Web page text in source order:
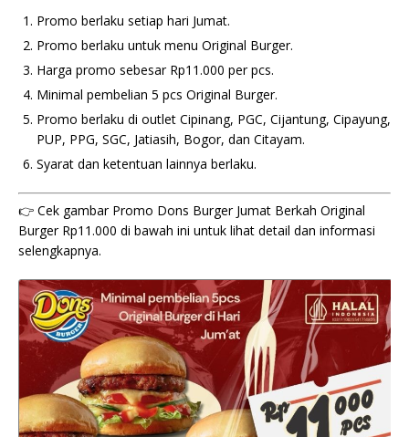
Promo berlaku setiap hari Jumat.
Promo berlaku untuk menu Original Burger.
Harga promo sebesar Rp11.000 per pcs.
Minimal pembelian 5 pcs Original Burger.
Promo berlaku di outlet Cipinang, PGC, Cijantung, Cipayung,
PUP, PPG, SGC, Jatiasih, Bogor, dan Citayam.
Syarat dan ketentuan lainnya berlaku.
👉 Cek gambar Promo Dons Burger Jumat Berkah Original
Burger Rp11.000 di bawah ini untuk lihat detail dan informasi
selengkapnya.